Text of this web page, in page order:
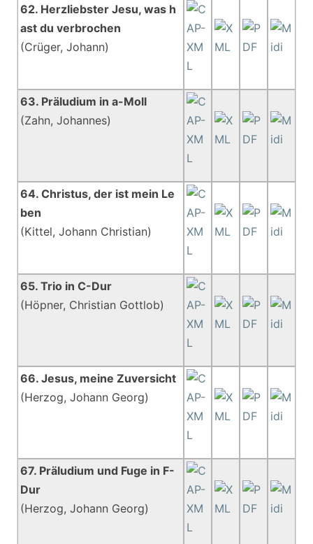
62. Herzliebster Jesu, was h
ast du verbrochen
(Crüger, Johann)
63. Präludium in a-Moll
(Zahn, Johannes)
64. Christus, der ist mein Le
ben
(Kittel, Johann Christian)
65. Trio in C-Dur
(Höpner, Christian Gottlob)
66. Jesus, meine Zuversicht
(Herzog, Johann Georg)
67. Präludium und Fuge in F-
Dur
(Herzog, Johann Georg)